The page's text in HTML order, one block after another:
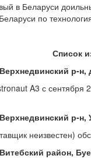
в Беларуси
по
Список
р-
A3 с сентября
р-
неизвестен)
район,